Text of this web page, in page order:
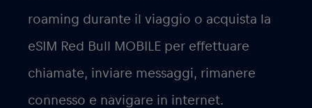
roaming durante il viaggio o acquista la
eSIM Red Bull MOBILE per effettuare
chiamate, inviare messaggi, rimanere
connesso e navigare in internet.